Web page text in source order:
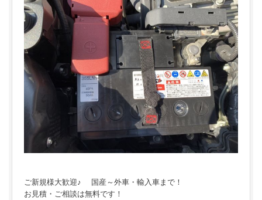
ご新規様大歓迎♪ 国産～外車・輸入車まで！
お見積・ご相談は無料です！